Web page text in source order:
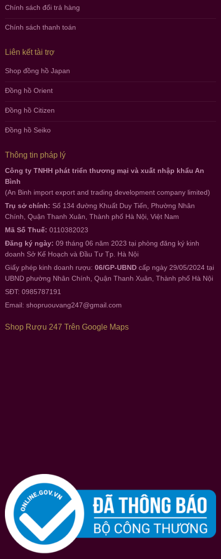
Chính sách đổi trả hàng
Chính sách thanh toán
Liên kết tài trợ
Shop đồng hồ Japan
Đồng hồ Orient
Đồng hồ Citizen
Đồng hồ Seiko
Thông tin pháp lý
Công ty TNHH phát triển thương mại và xuất nhập khẩu An
Bình
(An Binh import export and trading development company limited)
Trụ sở chính: Số 134 đường Khuất Duy Tiến, Phường Nhân
Chính, Quận Thanh Xuân, Thành phố Hà Nội, Việt Nam
Mã Số Thuế: 0110382023
Đăng ký ngày: 09 tháng 06 năm 2023 tại phòng đăng ký kinh
doanh Sở Kế Hoạch và Đầu Tư Tp. Hà Nội
Giấy phép kinh doanh rượu: 06/GP-UBND cấp ngày 29/05/2024 tại
UBND phường Nhân Chính, Quận Thanh Xuân, Thành phố Hà Nội
SĐT: 0985787191
Email: shopruouvang247@gmail.com
Shop Rượu 247 Trên Google Maps